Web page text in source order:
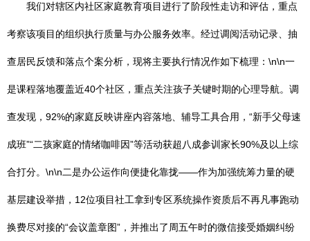
我们对辖区内社区家庭教育项目进行了阶段性走访和评估，重点
考察该项目的组织执行质量与办公服务效率。经过调阅活动记录、抽
查居民反馈和落点个案分析，现将主要执行情况作如下梳理：\n\n一
是课程落地覆盖近40个社区，重点关注孩子关键时期的心理导航。调
查发现，92%的家庭反映讲座内容落地、辅导工具合用，“新手父母速
成班”“二孩家庭的情绪咖啡因”等活动获超八成参训家长90%及以上综
合打分。\n\n二是办公运作向便捷化靠拢——作为加强统筹力量的硬
基层建设举措，12位项目社工拿到专区系统操作资质后不再凡事跑动
换费尽对接的“会议盖章图”，并推出了周五午时的微信接受婚姻纠纷